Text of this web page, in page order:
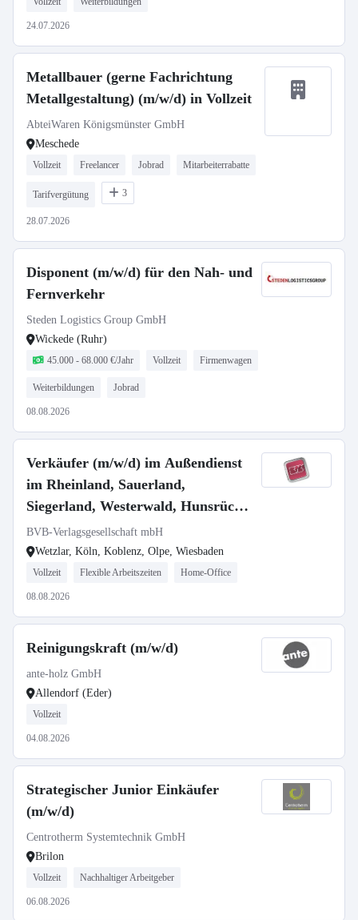
24.07.2026
Metallbauer (gerne Fachrichtung
Metallgestaltung) (m/w/d) in Vollzeit
AbteiWaren Königsmünster GmbH
Meschede
Vollzeit Freelancer Jobrad Mitarbeiterrabatte
Tarifvergütung 3
28.07.2026
Disponent (m/w/d) für den Nah- und
Fernverkehr
Steden Logistics Group GmbH
Wickede (Ruhr)
45.000 - 68.000 €/Jahr Vollzeit Firmenwagen
Weiterbildungen Jobrad
08.08.2026
Verkäufer (m/w/d) im Außendienst
im Rheinland, Sauerland,
Siegerland, Westerwald, Hunsrück
und Eifel
BVB-Verlagsgesellschaft mbH
Wetzlar, Köln, Koblenz, Olpe, Wiesbaden
Vollzeit Flexible Arbeitszeiten Home-Office
08.08.2026
Reinigungskraft (m/w/d)
ante-holz GmbH
Allendorf (Eder)
Vollzeit
04.08.2026
Strategischer Junior Einkäufer
(m/w/d)
Centrotherm Systemtechnik GmbH
Brilon
Vollzeit Nachhaltiger Arbeitgeber
06.08.2026